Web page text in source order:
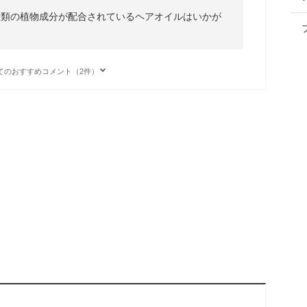
の植物成分が配合されているヘアオイルはいかが
のおすすめコメント（2件）